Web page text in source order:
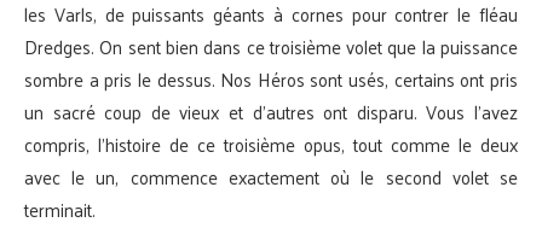
les Varls, de puissants géants à cornes pour contrer le fléau
Dredges. On sent bien dans ce troisième volet que la puissance
sombre a pris le dessus. Nos Héros sont usés, certains ont pris
un sacré coup de vieux et d’autres ont disparu. Vous l’avez
compris, l’histoire de ce troisième opus, tout comme le deux
avec le un, commence exactement où le second volet se
terminait.